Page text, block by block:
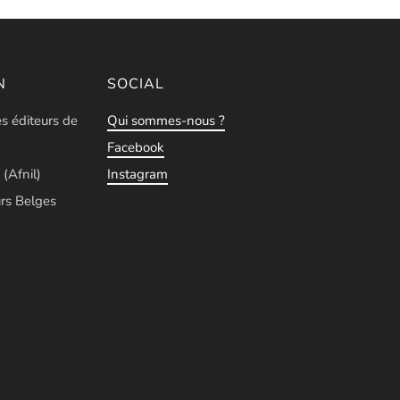
éditeurs de
(Afnil)
Belges
SOCIAL
Qui sommes-nous ?
Facebook
Instagram